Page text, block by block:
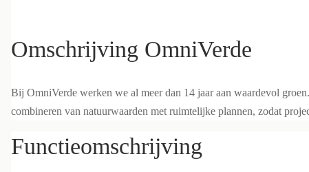
Omschrijving OmniVerde
Bij OmniVerde werken we al meer dan 14 jaar aan waardevol
combineren van natuurwaarden met ruimtelijke plannen, zodat
Functieomschrijving